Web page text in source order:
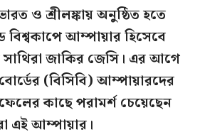
ও শ্রীলঙ্কায় অনুষ্ঠিত হতে
বিশ্বকাপে আম্পায়ার হিসেবে
জাকির জেসি। এর আগে
(বিসিবি) আম্পায়ারদের
কাছে পরামর্শ চেয়েছেন
এই আম্পায়ার।